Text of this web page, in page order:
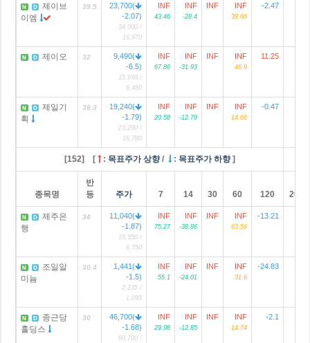
N D
제이브
이엠
39.5
23,700(
-2.07)
34,000 /
16,970
INF
43.46
INF
-28.4
INF INF
39.66
-2.47
N D 제이오 32
9,490(
-6.5)
15,930 /
6,460
INF
67.86
INF
-31.93
INF INF
46.9
11.25
N D
제일기
획
38.3
19,240(
-1.79)
23,200 /
16,780
INF
20.58
INF
-12.79
INF INF
14.66
-0.47
[152] [ : 목표주가 상향/ : 목표주가 하향]
종목명
반
등
주가 7 14 30 60 120
N D
제주은
행
34
11,040(
-1.87)
19,350 /
6,750
INF
75.27
INF
-38.86
INF INF
63.56
-13.21
N D
조일알
미늄
30.4
1,441(
-1.5)
2,235 /
1,095
INF
55.1
INF
-24.01
INF INF
31.6
-24.83
N D
종근당
홀딩스
30
46,700(
-1.68)
60,700 /
INF
29.98
INF
-12.85
INF INF
14.74
-2.1